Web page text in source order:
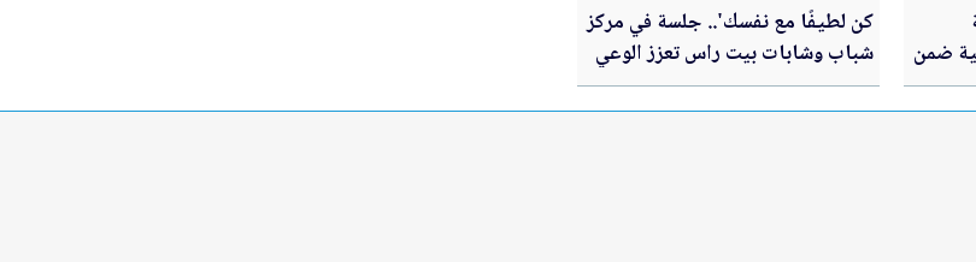
ضمن
كن لطيفًا مع نفسك'.. جلسة في مركز
شباب وشابات بيت راس تعزز الوعي
بالصحة النفسية لدى الشباب في
برنامج عقول صحية